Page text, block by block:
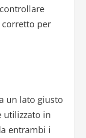
corretto per
un lato giusto
utilizzato in
entrambi i